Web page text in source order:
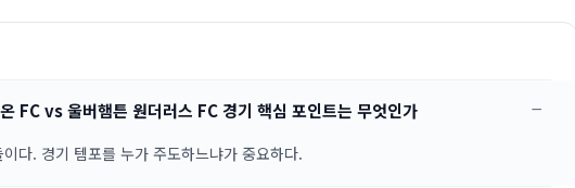
FC vs 울버햄튼 원더러스 FC 경기 핵심 포인트는 무엇인가
다. 경기 템포를 누가 주도하느냐가 중요하다.